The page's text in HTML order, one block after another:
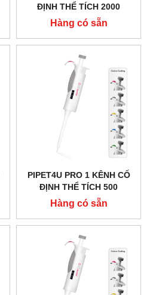
ĐỊNH THỂ TÍCH 2000
MICROLIT (2ML) HÃNG
AHN - ĐỨC
Hàng có sẵn
PIPET4U PRO 1 KÊNH CỐ
ĐỊNH THỂ TÍCH 500
MICROLIT HÃNG AHN -
ĐỨC
Hàng có sẵn